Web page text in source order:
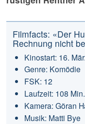
Filmfacts: «Der
Rechnung nicht
Kinostart: 16.
Genre: Komödie
FSK: 12
Laufzeit: 108 Min.
Kamera: Göran
Musik: Matti Bye